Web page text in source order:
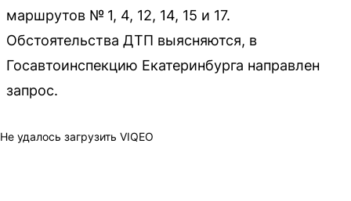
маршрутов № 1, 4, 12, 14, 15 и 17.
Обстоятельства ДТП выясняются, в
Госавтоинспекцию Екатеринбурга направлен
запрос.
Не удалось загрузить VIQEO